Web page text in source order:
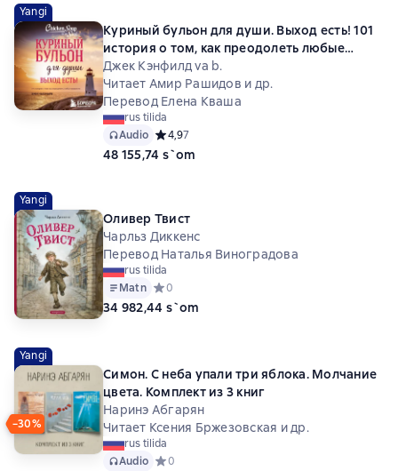
Yangi
Куриный бульон для души. Выход есть! 101
история о том, как преодолеть любые
трудности
Джек Кэнфилд va b.
Читает Амир Рашидов и др.
Перевод Елена Кваша
rus tilida
Audio Средний рейтинг 4,9 на основе 7 оценок
4,97
48 155,74 s`om
Yangi
Оливер Твист
Чарльз Диккенс
Перевод Наталья Виноградова
rus tilida
Matn Средний рейтинг 0 на основе 0 оценок
0
34 982,44 s`om
Yangi
−30%
Симон. С неба упали три яблока. Молчание
цвета. Комплект из 3 книг
Наринэ Абгарян
Читает Ксения Бржезовская и др.
rus tilida
Audio Средний рейтинг 0 на основе 0 оценок
0